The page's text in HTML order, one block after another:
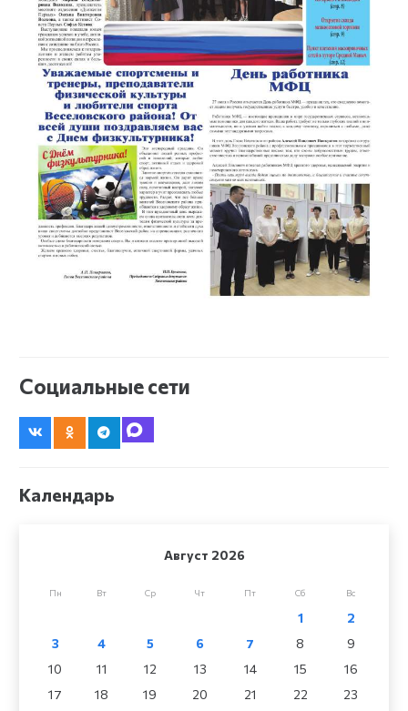
Социальные сети
Календарь
Август 2026
Пн Вт Ср Чт Пт Сб Вс
1
2
3
4 5 6 7 8
9
10
11 12 13 14 15
16
17
18 19 20 21 22
23